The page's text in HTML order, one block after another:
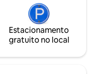
Estacionamento
gratuito no local